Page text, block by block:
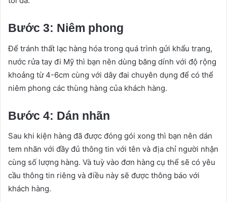
Bước 3: Niêm phong
Để tránh thất lạc hàng hóa trong quá trình gửi khẩu trang,
nước rửa tay đi Mỹ thì bạn nên dùng băng dính với độ rộng
khoảng từ 4-6cm cùng với dây đai chuyên dụng để có thể
niêm phong các thùng hàng của khách hàng.
Bước 4: Dán nhãn
Sau khi kiện hàng đã được đóng gói xong thì bạn nên dán
tem nhãn với đầy đủ thông tin với tên và địa chỉ người nhận
cùng số lượng hàng. Và tuỳ vào đơn hàng cụ thể sẽ có yêu
cầu thông tin riêng và điều này sẽ được thông báo với
khách hàng.